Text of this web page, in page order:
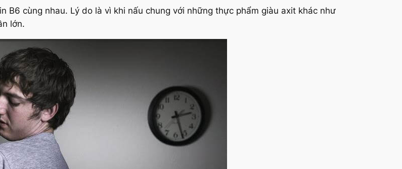
B6 cùng nhau. Lý do là vì khi nấu chung với những thực phẩm giàu axit khác như
lớn.